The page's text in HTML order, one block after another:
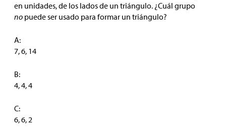
en unidades, de los lados de un triángulo. ¿Cuál grupo
no puede ser usado para formar un triángulo?
A:
7, 6, 14
B:
4, 4, 4
C:
6, 6, 2